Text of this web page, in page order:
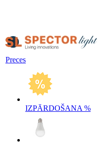
Preces
IZPĀRDOŠANA %